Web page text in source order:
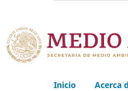
Inicio Acerca